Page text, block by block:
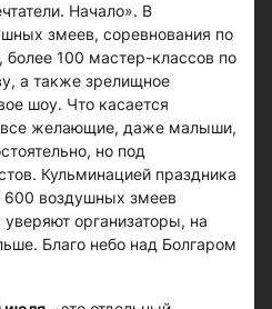
Начало». В
змеев, соревнования по
100 мастер-классов по
а также зрелищное
шоу. Что касается
все желающие, даже малыши,
но под
Кульминацией праздника
600 воздушных змеев
организаторы, на
Благо небо над Болгаром